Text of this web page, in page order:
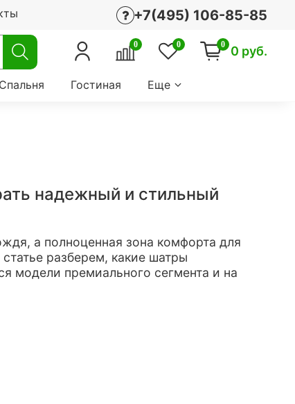
+7(495) 106-85-85
0 0 0 0 руб.
Спальня Гостиная Еще
надежный и стильный
а полноценная зона комфорта для
разберем, какие шатры
модели премиального сегмента и на